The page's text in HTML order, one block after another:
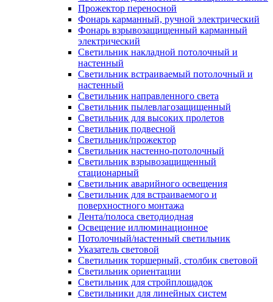
Прожектор переносной
Фонарь карманный, ручной электрический
Фонарь взрывозащищенный карманный
электрический
Светильник накладной потолочный и
настенный
Светильник встраиваемый потолочный и
настенный
Светильник направленного света
Светильник пылевлагозащищенный
Светильник для высоких пролетов
Светильник подвесной
Светильник/прожектор
Светильник настенно-потолочный
Светильник взрывозащищенный
стационарный
Светильник аварийного освещения
Светильник для встраиваемого и
поверхностного монтажа
Лента/полоса светодиодная
Освещение иллюминационное
Потолочный/настенный светильник
Указатель световой
Светильник торшерный, столбик световой
Светильник ориентации
Светильник для стройплощадок
Светильники для линейных систем